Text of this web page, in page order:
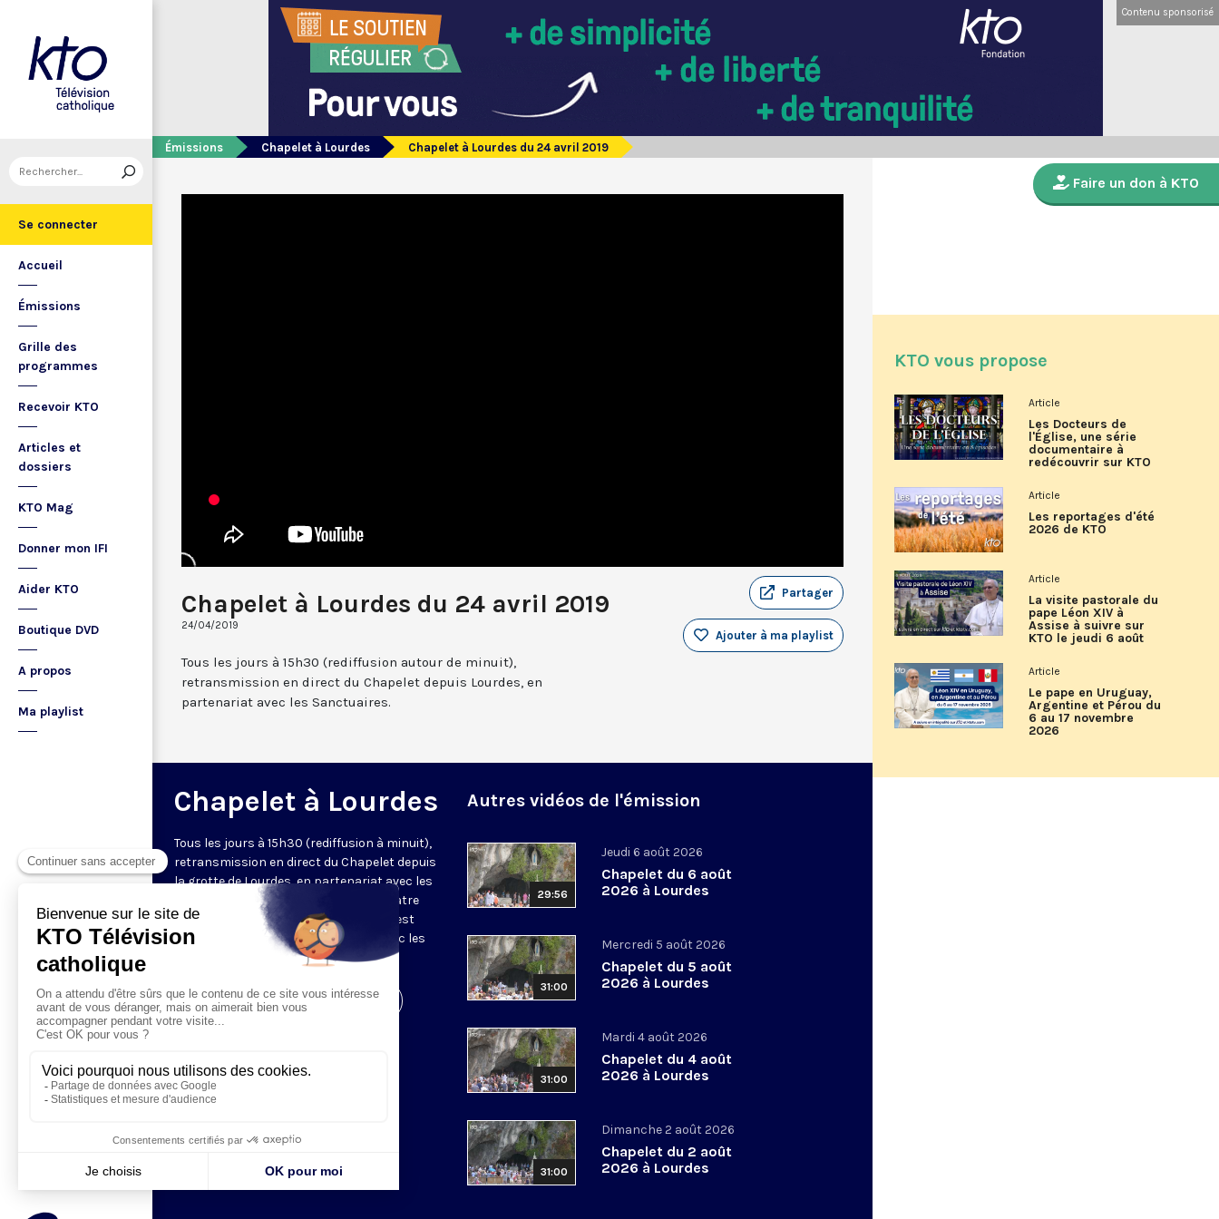
Se connecter
Accueil
Émissions
Grille des
programmes
Recevoir KTO
Articles et
dossiers
KTO Mag
Donner mon IFI
Aider KTO
Boutique DVD
A propos
Ma playlist
Contenu sponsorisé
Émissions Chapelet à Lourdes Chapelet à Lourdes du 24 avril 2019
Chapelet à Lourdes du 24 avril 2019
24/04/2019
Partager
Ajouter à ma playlist
Tous les jours à 15h30 (rediffusion autour de minuit),
retransmission en direct du Chapelet depuis Lourdes, en
partenariat avec les Sanctuaires.
Chapelet à Lourdes
Tous les jours à 15h30 (rediffusion à minuit),
retransmission en direct du Chapelet depuis
la grotte de Lourdes, en partenariat avec les
Sanctuaires. Chaque jour, l'une des quatre
méditations des mystères du Rosaire est
proposée en communion de prière avec les
Visiter la page de l'émission
Autres vidéos de l'émission
29:56
Jeudi 6 août 2026
Chapelet du 6 août
2026 à Lourdes
31:00
Mercredi 5 août 2026
Chapelet du 5 août
2026 à Lourdes
31:00
Mardi 4 août 2026
Chapelet du 4 août
2026 à Lourdes
31:00
Dimanche 2 août 2026
Chapelet du 2 août
2026 à Lourdes
Faire un don à KTO
KTO vous propose
Article
Les Docteurs de
l'Église, une série
documentaire à
redécouvrir sur KTO
Article
Les reportages d'été
2026 de KTO
Article
La visite pastorale du
pape Léon XIV à
Assise à suivre sur
KTO le jeudi 6 août
Article
Le pape en Uruguay,
Argentine et Pérou du
6 au 17 novembre
2026